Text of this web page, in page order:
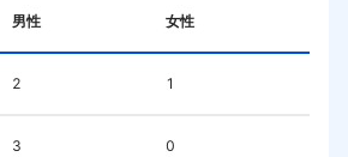
男性 女性
2 1
3 0